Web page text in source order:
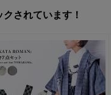
されています！